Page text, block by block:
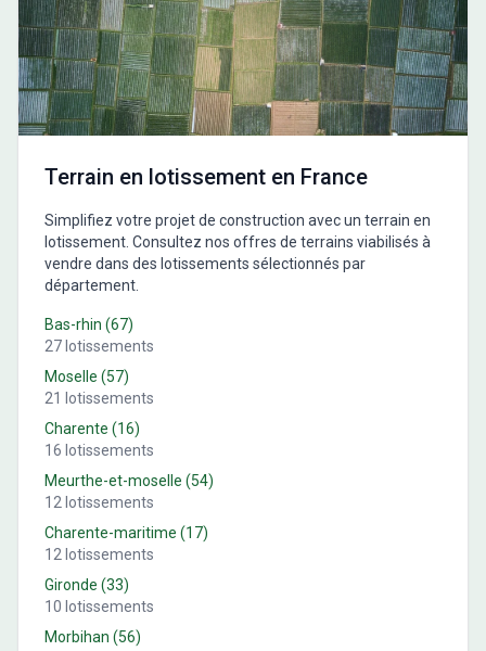
Terrain en lotissement en France
Simplifiez votre projet de construction avec un terrain en
lotissement. Consultez nos offres de terrains viabilisés à
vendre dans des lotissements sélectionnés par
département.
Bas-rhin (67)
27 lotissements
Moselle (57)
21
lotissements
Charente (16)
16 lotissements
Meurthe-et-moselle (54)
12 lotissements
Charente-maritime (17)
12 lotissements
Gironde (33)
10 lotissements
Morbihan (56)